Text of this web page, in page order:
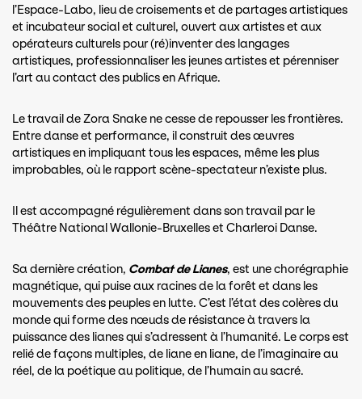
l’Espace-Labo, lieu de croisements et de partages artistiques
et incubateur social et culturel, ouvert aux artistes et aux
opérateurs culturels pour (ré)inventer des langages
artistiques, professionnaliser les jeunes artistes et pérenniser
l’art au contact des publics en Afrique.
Le travail de Zora Snake ne cesse de repousser les frontières.
Entre danse et performance, il construit des œuvres
artistiques en impliquant tous les espaces, même les plus
improbables, où le rapport scène-spectateur n’existe plus.
Il est accompagné régulièrement dans son travail par le
Théâtre National Wallonie-Bruxelles et Charleroi Danse.
Sa dernière création, Combat de Lianes, est une chorégraphie
magnétique, qui puise aux racines de la forêt et dans les
mouvements des peuples en lutte. C’est l’état des colères du
monde qui forme des nœuds de résistance à travers la
puissance des lianes qui s’adressent à l’humanité. Le corps est
relié de façons multiples, de liane en liane, de l’imaginaire au
réel, de la poétique au politique, de l’humain au sacré.